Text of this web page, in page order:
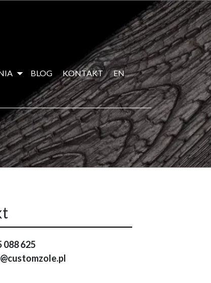
BLOG KONTAKT
EN
088 625